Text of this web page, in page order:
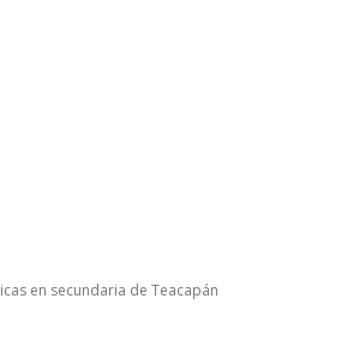
en secundaria de Teacapán